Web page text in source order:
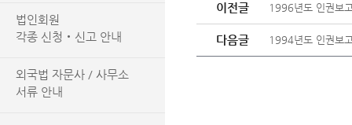
법인회원
각종 신청‧신고 안내
외국법 자문사 / 사무소
서류 안내
이전글 1996년도 인권보
다음글 1994년도 인권보